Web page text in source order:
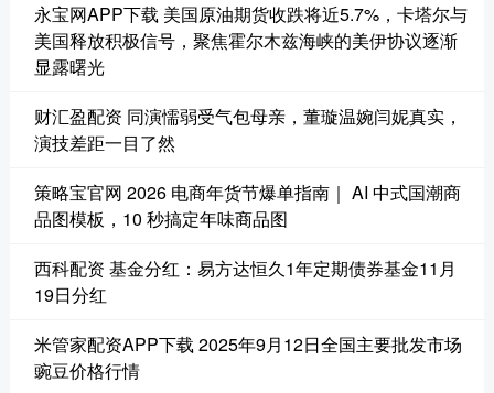
永宝网APP下载 美国原油期货收跌将近5.7%，卡塔尔与
美国释放积极信号，聚焦霍尔木兹海峡的美伊协议逐渐
显露曙光
财汇盈配资 同演懦弱受气包母亲，董璇温婉闫妮真实，
演技差距一目了然
策略宝官网 2026 电商年货节爆单指南｜ AI 中式国潮商
品图模板，10 秒搞定年味商品图
西科配资 基金分红：易方达恒久1年定期债券基金11月
19日分红
米管家配资APP下载 2025年9月12日全国主要批发市场
豌豆价格行情